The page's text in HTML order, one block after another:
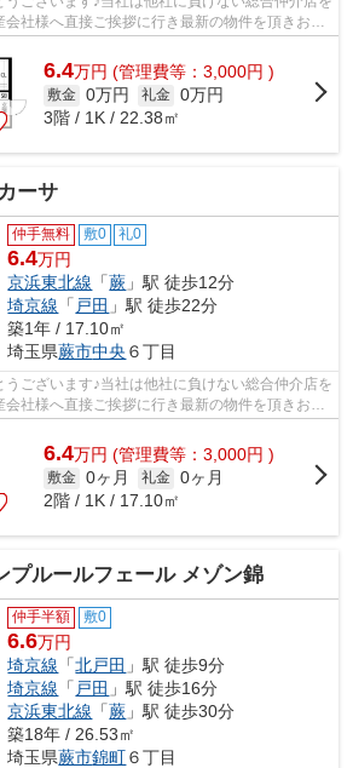
会社様へ直接ご挨拶に行き最新の物件を頂きお客
6.4万円 (管理費等：3,000円 )
敷金 0万円 礼金 0万円
3階 / 1K / 22.38㎡
ーサ
仲手無料 敷0 礼0
6.4万円
京浜東北線 「蕨 」駅 徒歩12分
埼京線 「 戸田 」駅 徒歩22分
築1年 / 17.10㎡
埼玉県蕨市中央 ６丁目
うございます♪当社は他社に負けない総合仲介店を
社様へ直接ご挨拶に行き最新の物件を頂きお客
新の情報は...
6.4万円 (管理費等：3,000円 )
敷金 0ヶ月 礼金 0ヶ月
2階 / 1K / 17.10㎡
プルールフェール メゾン錦
仲手半額 敷0
6.6万円
埼京線 「北戸田 」駅 徒歩9分
埼京線 「 戸田 」駅 徒歩16分
京浜東北線 「蕨 」駅 徒歩30分
築18年 / 26.53㎡
埼玉県蕨市錦町６丁目